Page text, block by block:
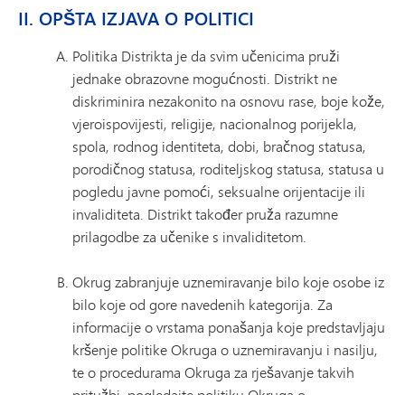
II. OPŠTA IZJAVA O POLITICI
Politika Distrikta je da svim učenicima pruži
jednake obrazovne mogućnosti. Distrikt ne
diskriminira nezakonito na osnovu rase, boje kože,
vjeroispovijesti, religije, nacionalnog porijekla,
spola, rodnog identiteta, dobi, bračnog statusa,
porodičnog statusa, roditeljskog statusa, statusa u
pogledu javne pomoći, seksualne orijentacije ili
invaliditeta. Distrikt također pruža razumne
prilagodbe za učenike s invaliditetom.
Okrug zabranjuje uznemiravanje bilo koje osobe iz
bilo koje od gore navedenih kategorija. Za
informacije o vrstama ponašanja koje predstavljaju
kršenje politike Okruga o uznemiravanju i nasilju,
te o procedurama Okruga za rješavanje takvih